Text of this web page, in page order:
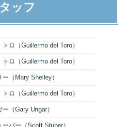
ッフ
ロ（Guillermo del Toro）
ロ（Guillermo del Toro）
（Mary Shelley）
ロ（Guillermo del Toro）
（Gary Ungar）
バー（Scott Stuber）